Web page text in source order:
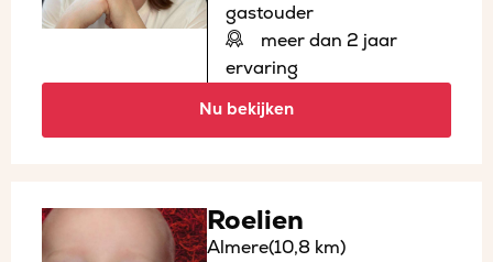
gastouder
meer dan 2 jaar
ervaring
Nu bekijken
Roelien
Almere(10,8 km)